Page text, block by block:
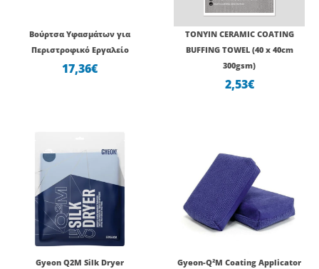
Βούρτσα Υφασμάτων για
Περιστροφικό Εργαλείο
17,36€
TONYIN CERAMIC COATING
BUFFING TOWEL (40 x 40cm
300gsm)
2,53€
Gyeon Q2M Silk Dryer
Gyeon-Q²M Coating Applicator